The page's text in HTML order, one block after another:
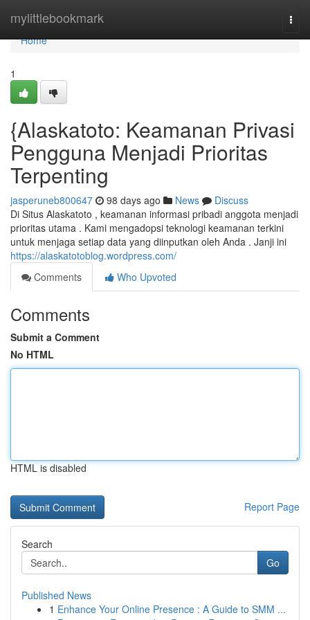
mylittlebookmark
Home
Home
1
{Alaskatoto: Keamanan Privasi
Pengguna Menjadi Prioritas
Terpenting
jasperuneb800647 98 days ago News
Discuss
Di Situs Alaskatoto , keamanan informasi pribadi anggota menjadi
prioritas utama . Kami mengadopsi teknologi keamanan terkini
untuk menjaga setiap data yang diinputkan oleh Anda . Janji ini
https://alaskatotoblog.wordpress.com/
Comments
Who Upvoted
Comments
Submit a Comment
No HTML
HTML is disabled
Report Page
Search
Go
Published News
1 Enhance Your Online Presence : A Guide to SMM ...